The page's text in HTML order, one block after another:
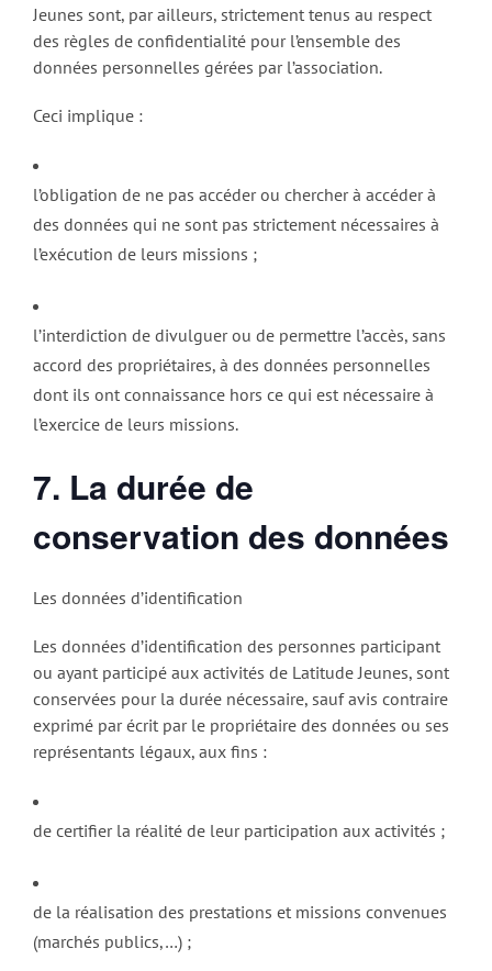
Jeunes sont, par ailleurs, strictement tenus au respect
des règles de confidentialité pour l’ensemble des
données personnelles gérées par l’association.
Ceci implique :
l’obligation de ne pas accéder ou chercher à accéder à
des données qui ne sont pas strictement nécessaires à
l’exécution de leurs missions ;
l’interdiction de divulguer ou de permettre l’accès, sans
accord des propriétaires, à des données personnelles
dont ils ont connaissance hors ce qui est nécessaire à
l’exercice de leurs missions.
7. La durée de
conservation des données
Les données d’identification
Les données d’identification des personnes participant
ou ayant participé aux activités de Latitude Jeunes, sont
conservées pour la durée nécessaire, sauf avis contraire
exprimé par écrit par le propriétaire des données ou ses
représentants légaux, aux fins :
de certifier la réalité de leur participation aux activités ;
de la réalisation des prestations et missions convenues
(marchés publics,…) ;